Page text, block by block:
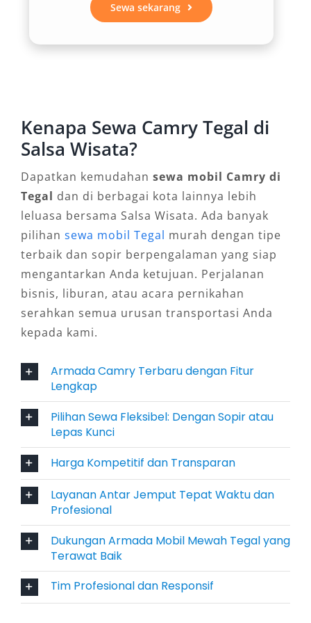
Jenderal Ahmad Yani Semarang memudahkan
sekaligus menjamin ketepatan waktu setiap
Jemput, Lepas Kunci, atau Dengan
Sopir
Fleksibilitas layanan menjadi nilai tambah dari
rental Camry Tegal harga murah yang
ditawarkan oleh banyak penyedia terpercaya.
Anda bisa memilih opsi sewa Camry dengan
sopir Tegal untuk kenyamanan penuh tanpa
perlu memikirkan rute atau parkir. Namun bagi
pengguna yang ingin lebih leluasa, layanan
lepas kunci juga tersedia dengan standar
keamanan dan kenyamanan yang terjaga.
Ditambah lagi, layanan harian 24 jam, bulanan,
maupun ke luar kota memberikan keleluasaan
sesuai kebutuhan perjalanan Anda.
4. Meningkatkan Citra Profesional
dan Reputasi Bisnis
Menggunakan sewa mobil Camry Tegal dalam
kunjungan kerja atau pertemuan klien di Tegal
dapat menciptakan kesan profesional yang
positif. Tampilan eksterior elegan dan interior
premium Camry akan menambah nilai eksklusif
dalam setiap kesempatan. Citra ini penting
Sewa sekarang
Kenapa Sewa Camry Tegal di
Salsa Wisata?
Dapatkan kemudahan sewa mobil Camry di
Tegal dan di berbagai kota lainnya lebih
leluasa bersama Salsa Wisata. Ada banyak
pilihan sewa mobil Tegal murah dengan tipe
terbaik dan sopir berpengalaman yang siap
mengantarkan Anda ketujuan. Perjalanan
bisnis, liburan, atau acara pernikahan
serahkan semua urusan transportasi Anda
kepada kami.
Armada Camry Terbaru dengan Fitur
Lengkap
Pilihan Sewa Fleksibel: Dengan Sopir atau
Lepas Kunci
Harga Kompetitif dan Transparan
Layanan Antar Jemput Tepat Waktu dan
Profesional
Dukungan Armada Mobil Mewah Tegal yang
Terawat Baik
Tim Profesional dan Responsif